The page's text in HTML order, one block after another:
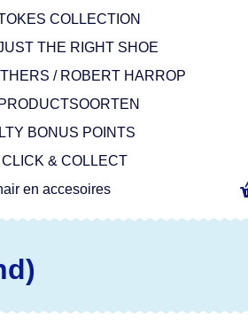
COLLECTION
THE RIGHT SHOE
/ ROBERT HARROP
PRODUCTSOORTEN
BONUS POINTS
CLICK & COLLECT
en accesoires